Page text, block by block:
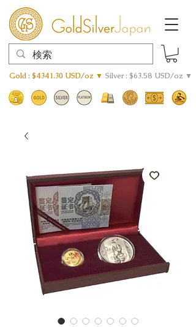
Gold : $4341.30 USD/oz ▼ Silver : $63.58 USD/oz ▼